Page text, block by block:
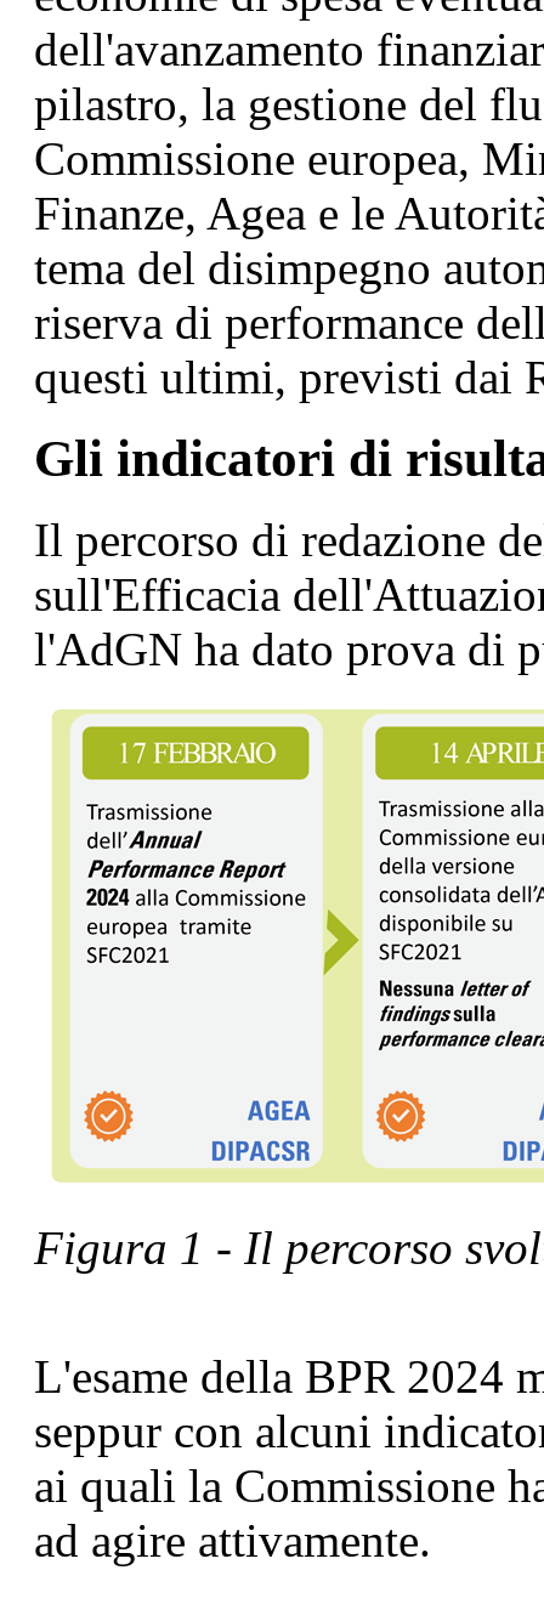
dell'avanzamento
pilastro, la gestione del
Commissione europea,
Finanze, Agea e le
tema del disimpegno
riserva di performance
questi ultimi, previsti dai
Gli indicatori di
Il percorso di redazione
sull'Efficacia
l'AdGN ha dato prova di
Figura 1 - Il percorso
L'esame della BPR 2024
seppur con alcuni
ai quali la Commissione
ad agire attivamente.